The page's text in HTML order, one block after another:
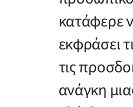
κατάφερε
εκφράσει
τις
ανάγκη